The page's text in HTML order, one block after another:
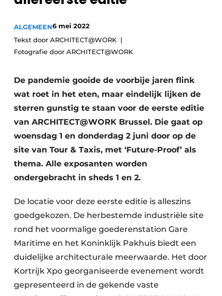
Vacatures
Video’s
Bedrijven
Bedrijven
Contact
Akoestiek
Beton & Staalbouw
BIM
Evenementen
Dak & Gevel
Houtbouw
HVAC
Interieurarchitectuur
Keukens
Renovatie
Software
Toegangscontrole
ALGEMEEN6 mei 2022
Tekst door ARCHITECT@WORK
Fotografie door ARCHITECT@WORK
De pandemie gooide de voorbije jaren flink
wat roet in het eten, maar eindelijk lijken de
sterren gunstig te staan voor de eerste editie
van ARCHITECT@WORK Brussel. Die gaat op
woensdag 1 en donderdag 2 juni door op de
site van Tour & Taxis, met ‘Future-Proof’ als
thema. Alle exposanten worden
ondergebracht in sheds 1 en 2.
De locatie voor deze eerste editie is alleszins
goedgekozen. De herbestemde industriële site
rond het voormalige goederenstation Gare
Maritime en het Koninklijk Pakhuis biedt een
duidelijke architecturale meerwaarde. Het door
Kortrijk Xpo georganiseerde evenement wordt
gepresenteerd in de gekende vaste